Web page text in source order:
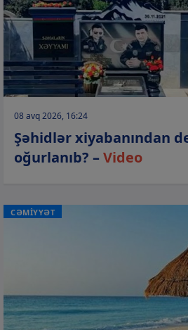
08 avq 2026, 16:24
Şəhidlər xiyabanından
oğurlanıb? –Video
CƏMİYYƏT